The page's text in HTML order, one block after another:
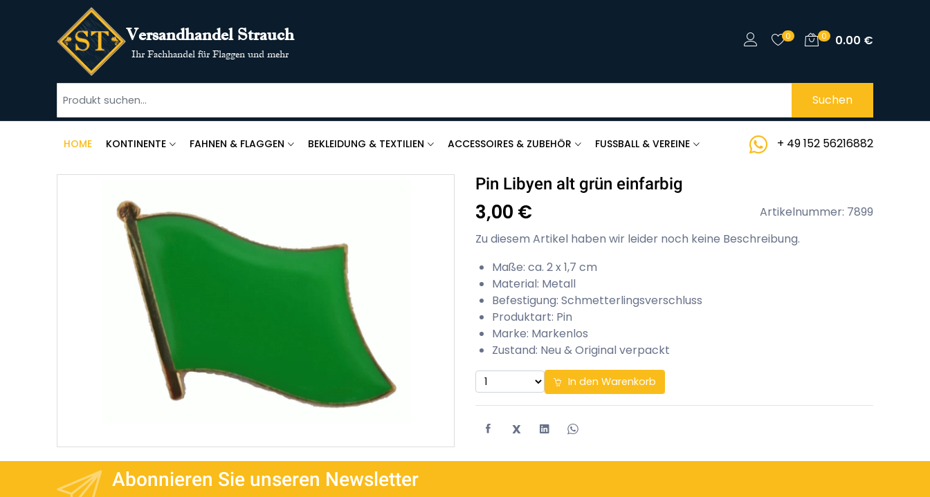
Versandhandel Strauch
Ihr Fachhandel für Flaggen und mehr
0 0 0.00 €
Suchen
HOME KONTINENTE FAHNEN & FLAGGEN BEKLEIDUNG & TEXTILIEN ACCESSOIRES & ZUBEHÖR FUSSBALL & VEREINE + 49 152 56216882
Pin Libyen alt grün einfarbig
3,00 €
Artikelnummer: 7899
Zu diesem Artikel haben wir leider noch keine Beschreibung.
Maße: ca. 2 x 1,7 cm
Material: Metall
Befestigung: Schmetterlingsverschluss
Produktart: Pin
Marke: Markenlos
Zustand: Neu & Original verpackt
In den Warenkorb
X
Abonnieren Sie unseren Newsletter